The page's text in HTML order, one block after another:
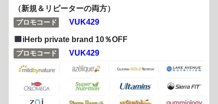
（新規＆リピーターの両方）
プロモコード VUK429
iHerb private brand 10％OFF
プロモコード VUK429